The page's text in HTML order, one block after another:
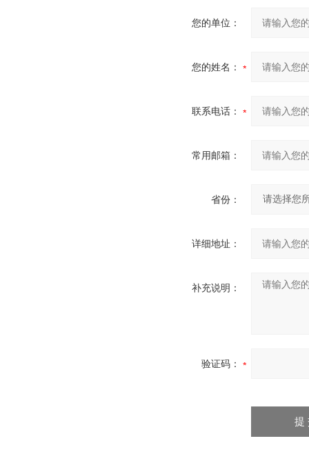
您的单位：
您的姓名：
联系电话：
常用邮箱：
省份：
详细地址：
补充说明：
验证码：